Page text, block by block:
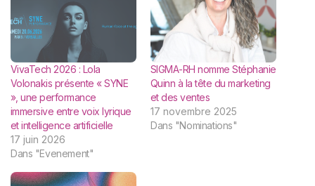
VivaTech 2026 : Lola
Volonakis présente « SYNE
», une performance
immersive entre voix lyrique
et intelligence artificielle
17 juin 2026
Dans "Evenement"
SIGMA-RH nomme Stéphanie
Quinn à la tête du marketing
et des ventes
17 novembre 2025
Dans "Nominations"